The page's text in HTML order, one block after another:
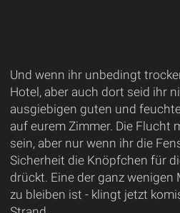
Und wenn ihr unbedingt
Hotel, aber auch dort seid ihr
ausgiebigen guten und
auf eurem Zimmer. Die Flucht
sein, aber nur wenn ihr die
Sicherheit die Knöpfchen für
drückt. Eine der ganz
zu bleiben ist - klingt jetzt